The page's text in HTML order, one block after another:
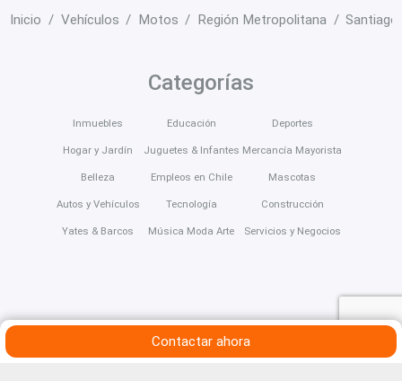
Inicio Vehículos Motos Región Metropolitana Santiago
Contactar ahora
Categorías
Inmuebles
Hogar y Jardín
Belleza
Autos y Vehículos
Yates & Barcos
Educación
Juguetes & Infantes
Empleos en Chile
Tecnología
Música Moda Arte
Deportes
Mercancía Mayorista
Mascotas
Construcción
Servicios y Negocios